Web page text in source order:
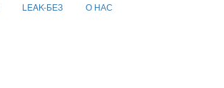
LEAK-БЕЗ О НАС